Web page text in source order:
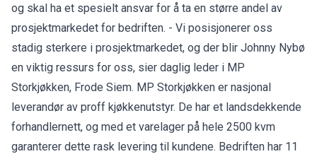
og skal ha et spesielt ansvar for å ta en større andel av
prosjektmarkedet for bedriften. - Vi posisjonerer oss
stadig sterkere i prosjektmarkedet, og der blir Johnny Nybø
en viktig ressurs for oss, sier daglig leder i MP
Storkjøkken, Frode Siem. MP Storkjøkken er nasjonal
leverandør av proff kjøkkenutstyr. De har et landsdekkende
forhandlernett, og med et varelager på hele 2500 kvm
garanterer dette rask levering til kundene. Bedriften har 11